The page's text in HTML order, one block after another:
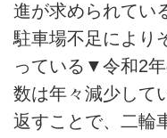
進が求められてい
駐車場不足により
っている▼令和2
数は年々減少して
返すことで、二輪